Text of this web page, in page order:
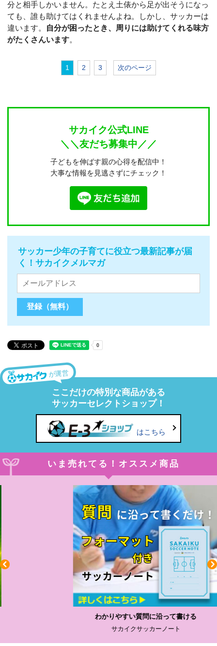
分と相手しかいません。たとえ土俵から足が出そうになっ
ても、誰も助けてはくれませんよね。しかし、サッカーは
違います。
自分が困ったとき、周りには助けてくれる味方
がたくさんいます。
1 2 3 次のページ
サカイク公式LINE
＼＼友だち募集中／／
子どもを伸ばす親の心得を配信中！
大事な情報を見逃さずにチェック！
サッカー少年の子育てに役立つ最新記事が届
く！サカイクメルマガ
が運営
ここだけの特別な商品がある
サッカーセレクトショップ！
はこちら
いま売れてる！オススメ商品
わかりやすい質問に沿って書ける
サカイクサッカーノート